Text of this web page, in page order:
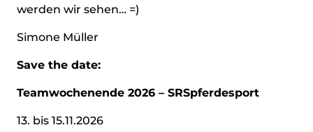
werden wir sehen… =)
Simone Müller
Save the date:
Teamwochenende 2026 – SRSpferdesport
13. bis 15.11.2026